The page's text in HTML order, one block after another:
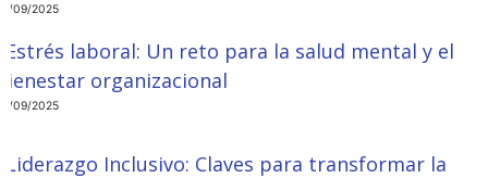
09/2025
Estrés laboral: Un reto para la salud mental y el
organizacional
09/2025
Liderazgo Inclusivo: Claves para transformar la